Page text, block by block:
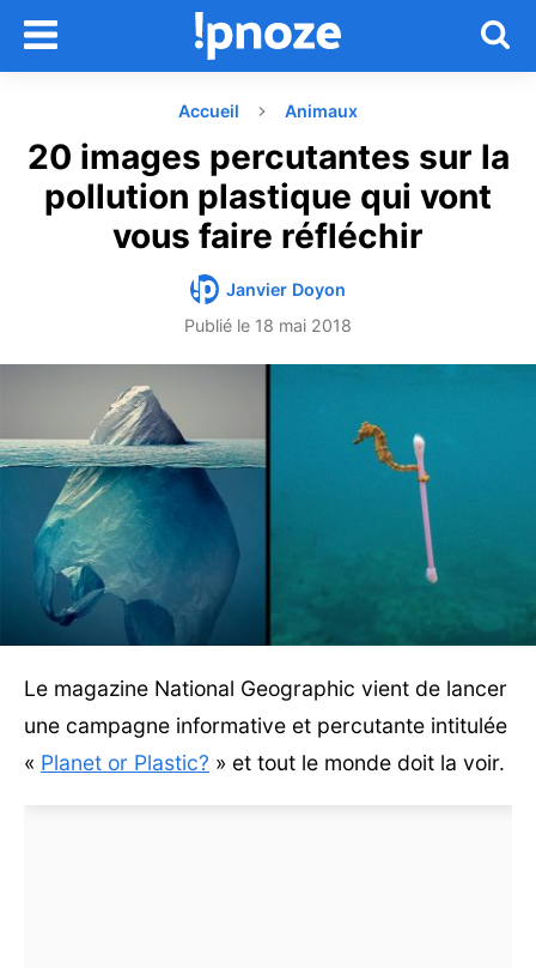
Accueil Animaux
20 images percutantes sur la
pollution plastique qui vont
vous faire réfléchir
Janvier Doyon
Publié le 18 mai 2018
Le magazine National Geographic vient de lancer
une campagne informative et percutante intitulée
« Planet or Plastic? » et tout le monde doit la voir.